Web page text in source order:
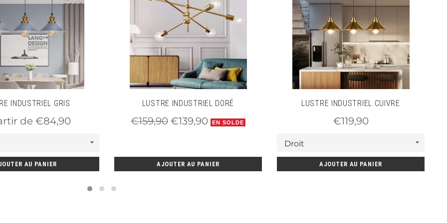
à ce lustre un caractère résolument
tout en conservant une esthétique
et une compatibilité avec une
INDUSTRIEL GRIS
de €84,90
AU PANIER
LUSTRE INDUSTRIEL DORÉ
Prix
€159,90 Prix
€139,90 EN SOLDE
AJOUTER AU PANIER
LUSTRE INDUSTRIEL CUIVRE
Prix
€119,90
AJOUTER AU PANIER